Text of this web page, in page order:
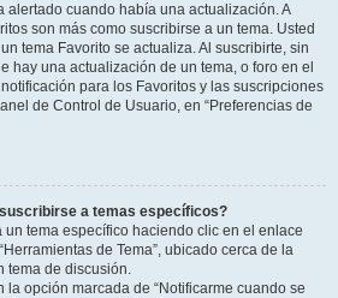
alertado cuando había una actualización. A
son más como suscribirse a un tema. Usted
tema Favorito se actualiza. Al suscribirte, sin
hay una actualización de un tema, o foro en el
para los Favoritos y las suscripciones
de Control de Usuario, en “Preferencias de
a temas específicos?
un tema específico haciendo clic en el enlace
de Tema”, ubicado cerca de la
tema de discusión.
la opción marcada de “Notificarme cuando se